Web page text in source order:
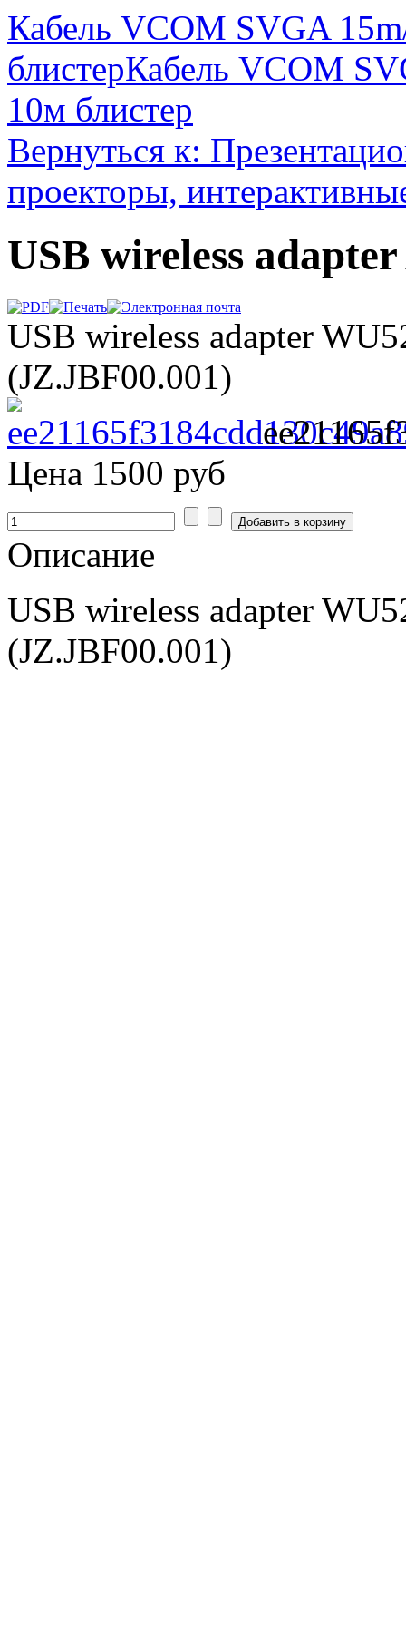
Кабель VCOM SVGA
блистерКабель VCOM
10м блистер
Вернуться к:
проекторы,
USB wireless
USB wireless adapter
(JZ.JBF00.001)
Цена 1500 руб
Описание
USB wireless adapter
(JZ.JBF00.001)